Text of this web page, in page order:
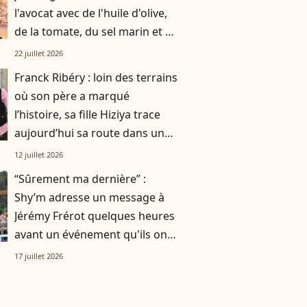
l'avocat avec de l'huile d'olive,
de la tomate, du sel marin et un
smoothie"
22 juillet 2026
Franck Ribéry : loin des terrains
où son père a marqué
l’histoire, sa fille Hiziya trace
aujourd’hui sa route dans un
tout autre univers
12 juillet 2026
“Sûrement ma dernière” :
Shy’m adresse un message à
Jérémy Frérot quelques heures
avant un événement qu'ils ont
vécu ensemble
17 juillet 2026